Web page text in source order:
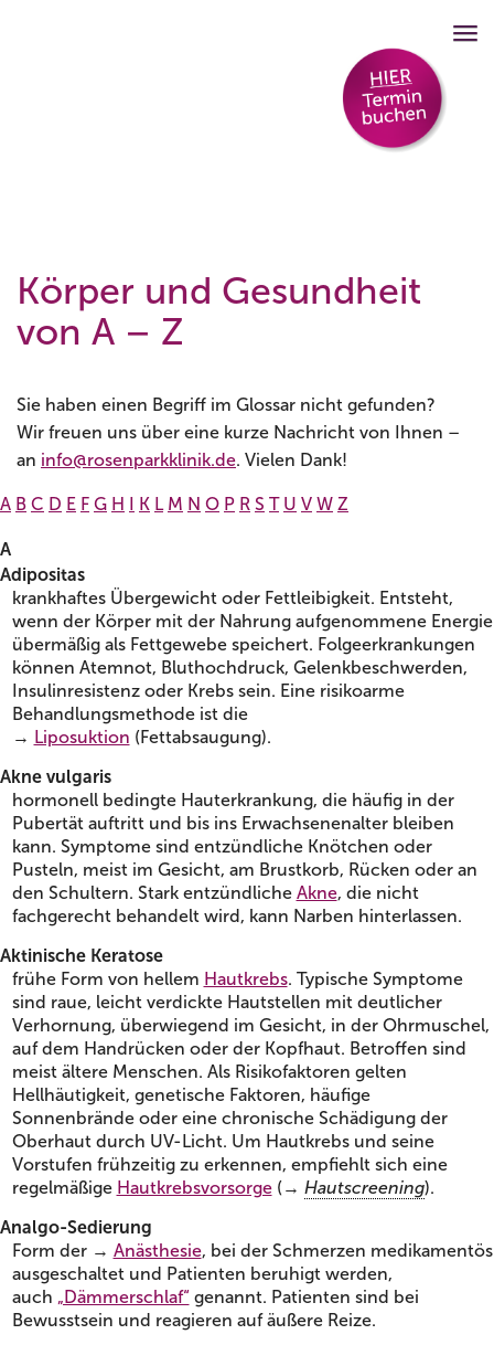
Körper und Gesundheit
von A – Z
Sie haben einen Begriff im Glossar nicht gefunden?
Wir freuen uns über eine kurze Nachricht von Ihnen –
an info@rosenparkklinik.de. Vielen Dank!
A B C D E F G H I K L M N O P R S T U V W Z
A
Adipositas
krankhaftes Übergewicht oder Fettleibigkeit. Entsteht,
wenn der Körper mit der Nahrung aufgenommene Energie
übermäßig als Fettgewebe speichert. Folgeerkrankungen
können Atemnot, Bluthochdruck, Gelenkbeschwerden,
Insulinresistenz oder Krebs sein. Eine risikoarme
Behandlungsmethode ist die
→ Liposuktion (Fettabsaugung).
Akne vulgaris
hormonell bedingte Hauterkrankung, die häufig in der
Pubertät auftritt und bis ins Erwachsenenalter bleiben
kann. Symptome sind entzündliche Knötchen oder
Pusteln, meist im Gesicht, am Brustkorb, Rücken oder an
den Schultern. Stark entzündliche Akne, die nicht
fachgerecht behandelt wird, kann Narben hinterlassen.
Aktinische Keratose
frühe Form von hellem Hautkrebs. Typische Symptome
sind raue, leicht verdickte Hautstellen mit deutlicher
Verhornung, überwiegend im Gesicht, in der Ohrmuschel,
auf dem Handrücken oder der Kopfhaut. Betroffen sind
meist ältere Menschen. Als Risikofaktoren gelten
Hellhäutigkeit, genetische Faktoren, häufige
Sonnenbrände oder eine chronische Schädigung der
Oberhaut durch UV-Licht. Um Hautkrebs und seine
Vorstufen frühzeitig zu erkennen, empfiehlt sich eine
regelmäßige Hautkrebsvorsorge(→ Hautscreening).
Analgo-Sedierung
Form der → Anästhesie, bei der Schmerzen medikamentös
ausgeschaltet und Patienten beruhigt werden,
auch „Dämmerschlaf“genannt. Patienten sind bei
Bewusstsein und reagieren auf äußere Reize.